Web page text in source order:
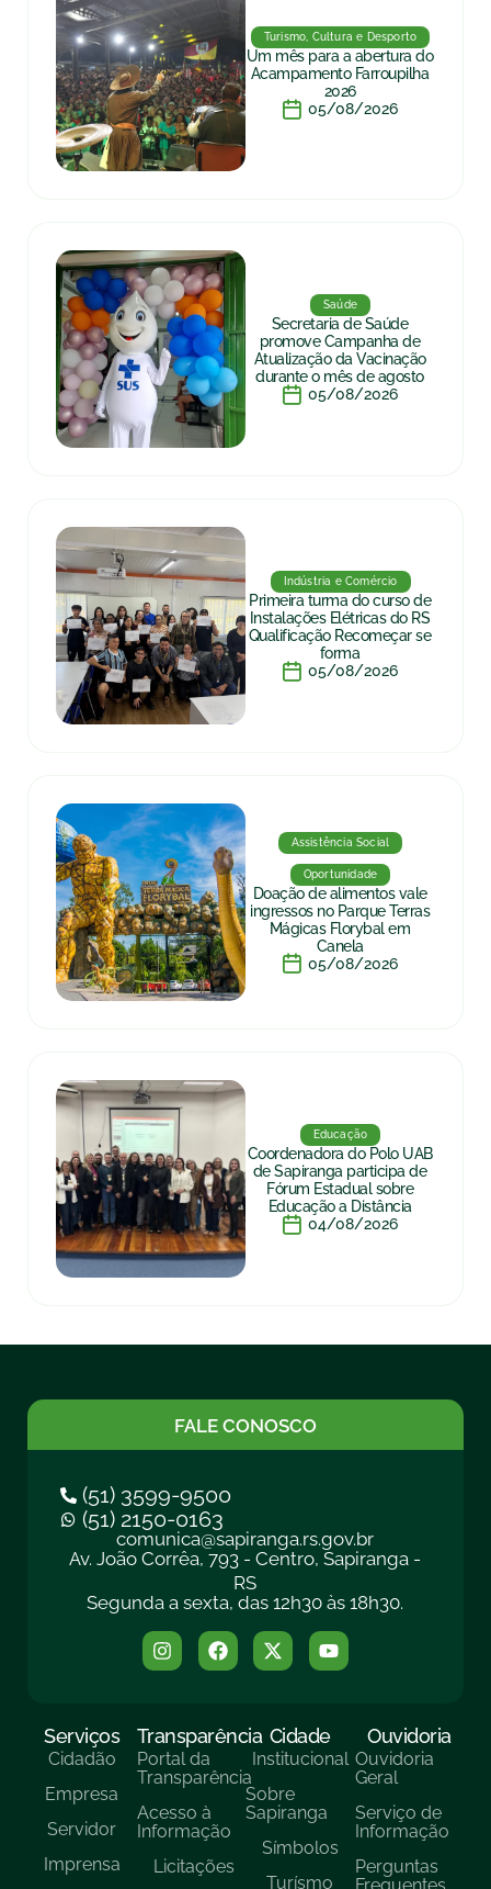
Turismo, Cultura e Desporto
Um mês para a abertura do
Acampamento Farroupilha
2026
05/08/2026
Saúde
Secretaria de Saúde
promove Campanha de
Atualização da Vacinação
durante o mês de agosto
05/08/2026
Indústria e Comércio
Primeira turma do curso de
Instalações Elétricas do RS
Qualificação Recomeçar se
forma
05/08/2026
Assistência Social
Oportunidade
Doação de alimentos vale
ingressos no Parque Terras
Mágicas Florybal em
Canela
05/08/2026
Educação
Coordenadora do Polo UAB
de Sapiranga participa de
Fórum Estadual sobre
Educação a Distância
04/08/2026
FALE CONOSCO
(51) 3599-9500
(51) 2150-0163
comunica@sapiranga.rs.gov.br
Av. João Corrêa, 793 - Centro, Sapiranga -
RS
Segunda a sexta, das 12h30 às 18h30.
Serviços
Cidadão
Empresa
Servidor
Imprensa
Transparência
Portal da
Transparência
Acesso à
Informação
Licitações
Cidade
Institucional
Sobre
Sapiranga
Símbolos
Turísmo
Ouvidoria
Ouvidoria
Geral
Serviço de
Informação
Perguntas